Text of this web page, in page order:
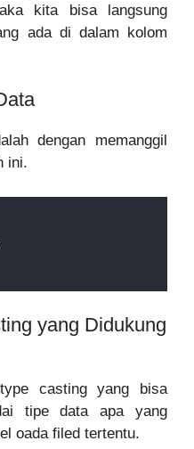
kita bisa langsung
ada di dalam kolom
dengan memanggil
ini.
yang Didukung
casting yang bisa
tipe data apa yang
oada filed tertentu.